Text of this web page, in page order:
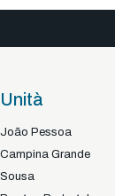
Unità
João Pessoa
Campina Grande
Sousa